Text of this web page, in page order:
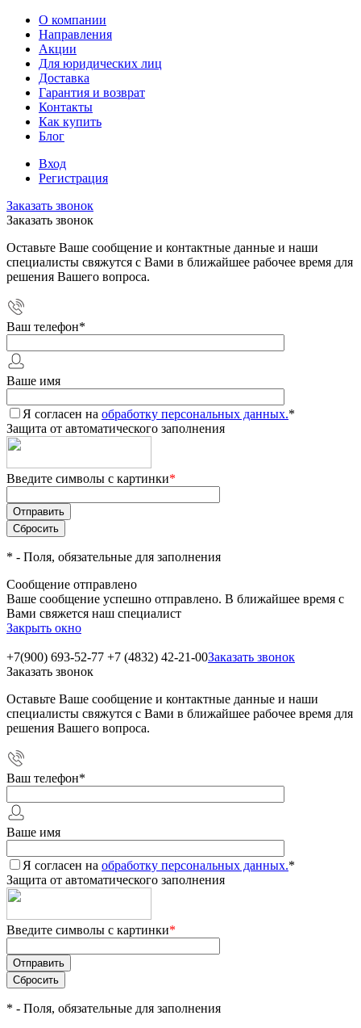
О компании
Направления
Акции
Для юридических лиц
Доставка
Гарантия и возврат
Контакты
Как купить
Блог
Вход
Регистрация
Заказать звонок
Заказать звонок
Оставьте Ваше сообщение и контактные данные и наши
специалисты свяжутся с Вами в ближайшее рабочее время для
решения Вашего вопроса.
Ваш телефон*
Ваше имя
Я согласен на обработку персональных данных.*
Защита от автоматического заполнения
Введите символы с картинки*
* - Поля, обязательные для заполнения
Сообщение отправлено
Ваше сообщение успешно отправлено. В ближайшее время с
Вами свяжется наш специалист
Закрыть окно
+7(900) 693-52-77 +7 (4832) 42-21-00Заказать звонок
Заказать звонок
Оставьте Ваше сообщение и контактные данные и наши
специалисты свяжутся с Вами в ближайшее рабочее время для
решения Вашего вопроса.
Ваш телефон*
Ваше имя
Я согласен на обработку персональных данных.*
Защита от автоматического заполнения
Введите символы с картинки*
* - Поля, обязательные для заполнения